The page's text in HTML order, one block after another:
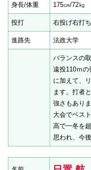
身長/体重 175㎝/72㎏
投打 右投げ右打ち
進路先 法政大学
バランスの
遠投110ｍ
に加えて、
ます。打者
強さもあり
大会でベス
高で一冬を
思われ、今